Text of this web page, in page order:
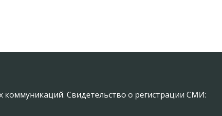
коммуникаций. Свидетельство о регистрации СМИ: